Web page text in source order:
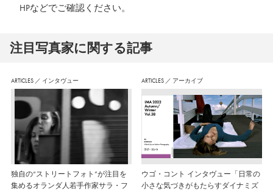
HPなどでご確認ください。
注⽬写真家に関する記事
ARTICLES ／ インタヴュー
独自の“ストリートフォト”が注目を
集めるオランダ人若手作家サラ・フ
ARTICLES ／ アーカイブ
ウゴ・コント インタヴュー「日常の
小さな気づきがもたらすダイナミズ